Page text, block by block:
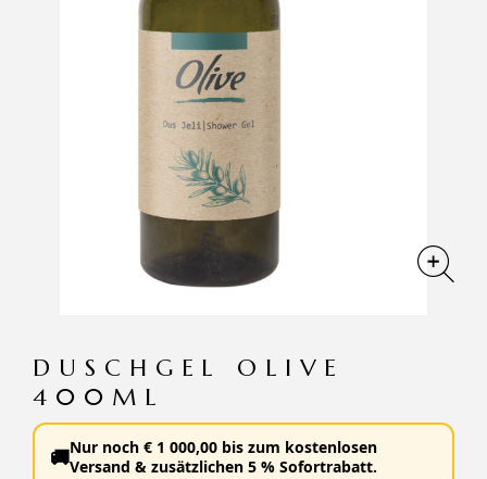
DUSCHGEL OLIVE
400ML
🚚Nur noch € 1 000,00 bis zum kostenlosen
Versand & zusätzlichen 5 % Sofortrabatt.